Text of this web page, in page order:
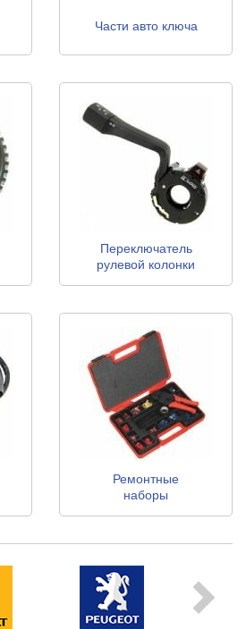
Части авто ключа
Переключатель
рулевой колонки
Ремонтные
наборы